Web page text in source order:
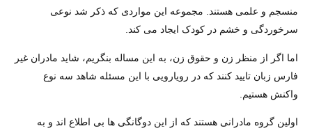
منسجم و علمی هستند. مجموعه این مواردی که ذکر شد نوعی
سرخوردگی و خشم در کودک ایجاد می کند.
اما اگر از منظر زن و حقوق زن، به این مساله بنگریم، شاید مادران غیر
فارس زبان تایید کنند که در رویارویی با این مسئله شاهد سه نوع
واکنش هستیم.
اولین گروه مادرانی هستند که از این دوگانگی ها بی اطلاع اند و به